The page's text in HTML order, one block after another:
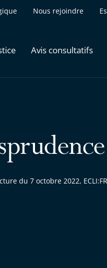
Nous rejoindre
Avis consultatifs
du 7 octobre 2022,